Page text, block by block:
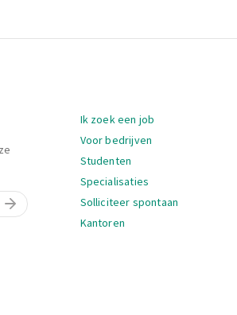
Navigatie
Ik zoek een job
Voor bedrijven
Studenten
Specialisaties
Solliciteer spontaan
Kantoren